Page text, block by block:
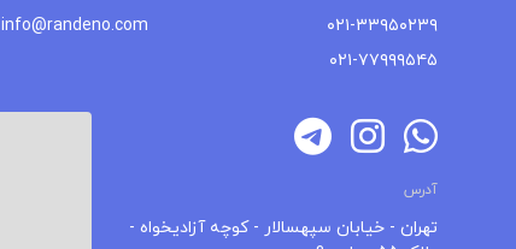
۰۲۱-۳۳۹۵۰۲۳۹
۰۲۱-۷۷۹۹۹۵۴۵
info@randeno.com
آدرس
تهران - خیابان سپهسالار - کوچه آزادیخواه -